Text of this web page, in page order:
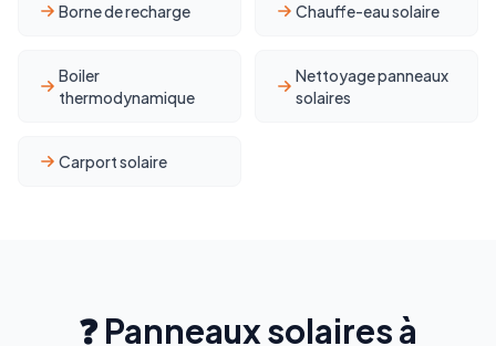
Borne de recharge Chauffe-eau solaire
Boiler
thermodynamique
Nettoyage panneaux
solaires
Carport solaire
❓ Panneaux solaires à